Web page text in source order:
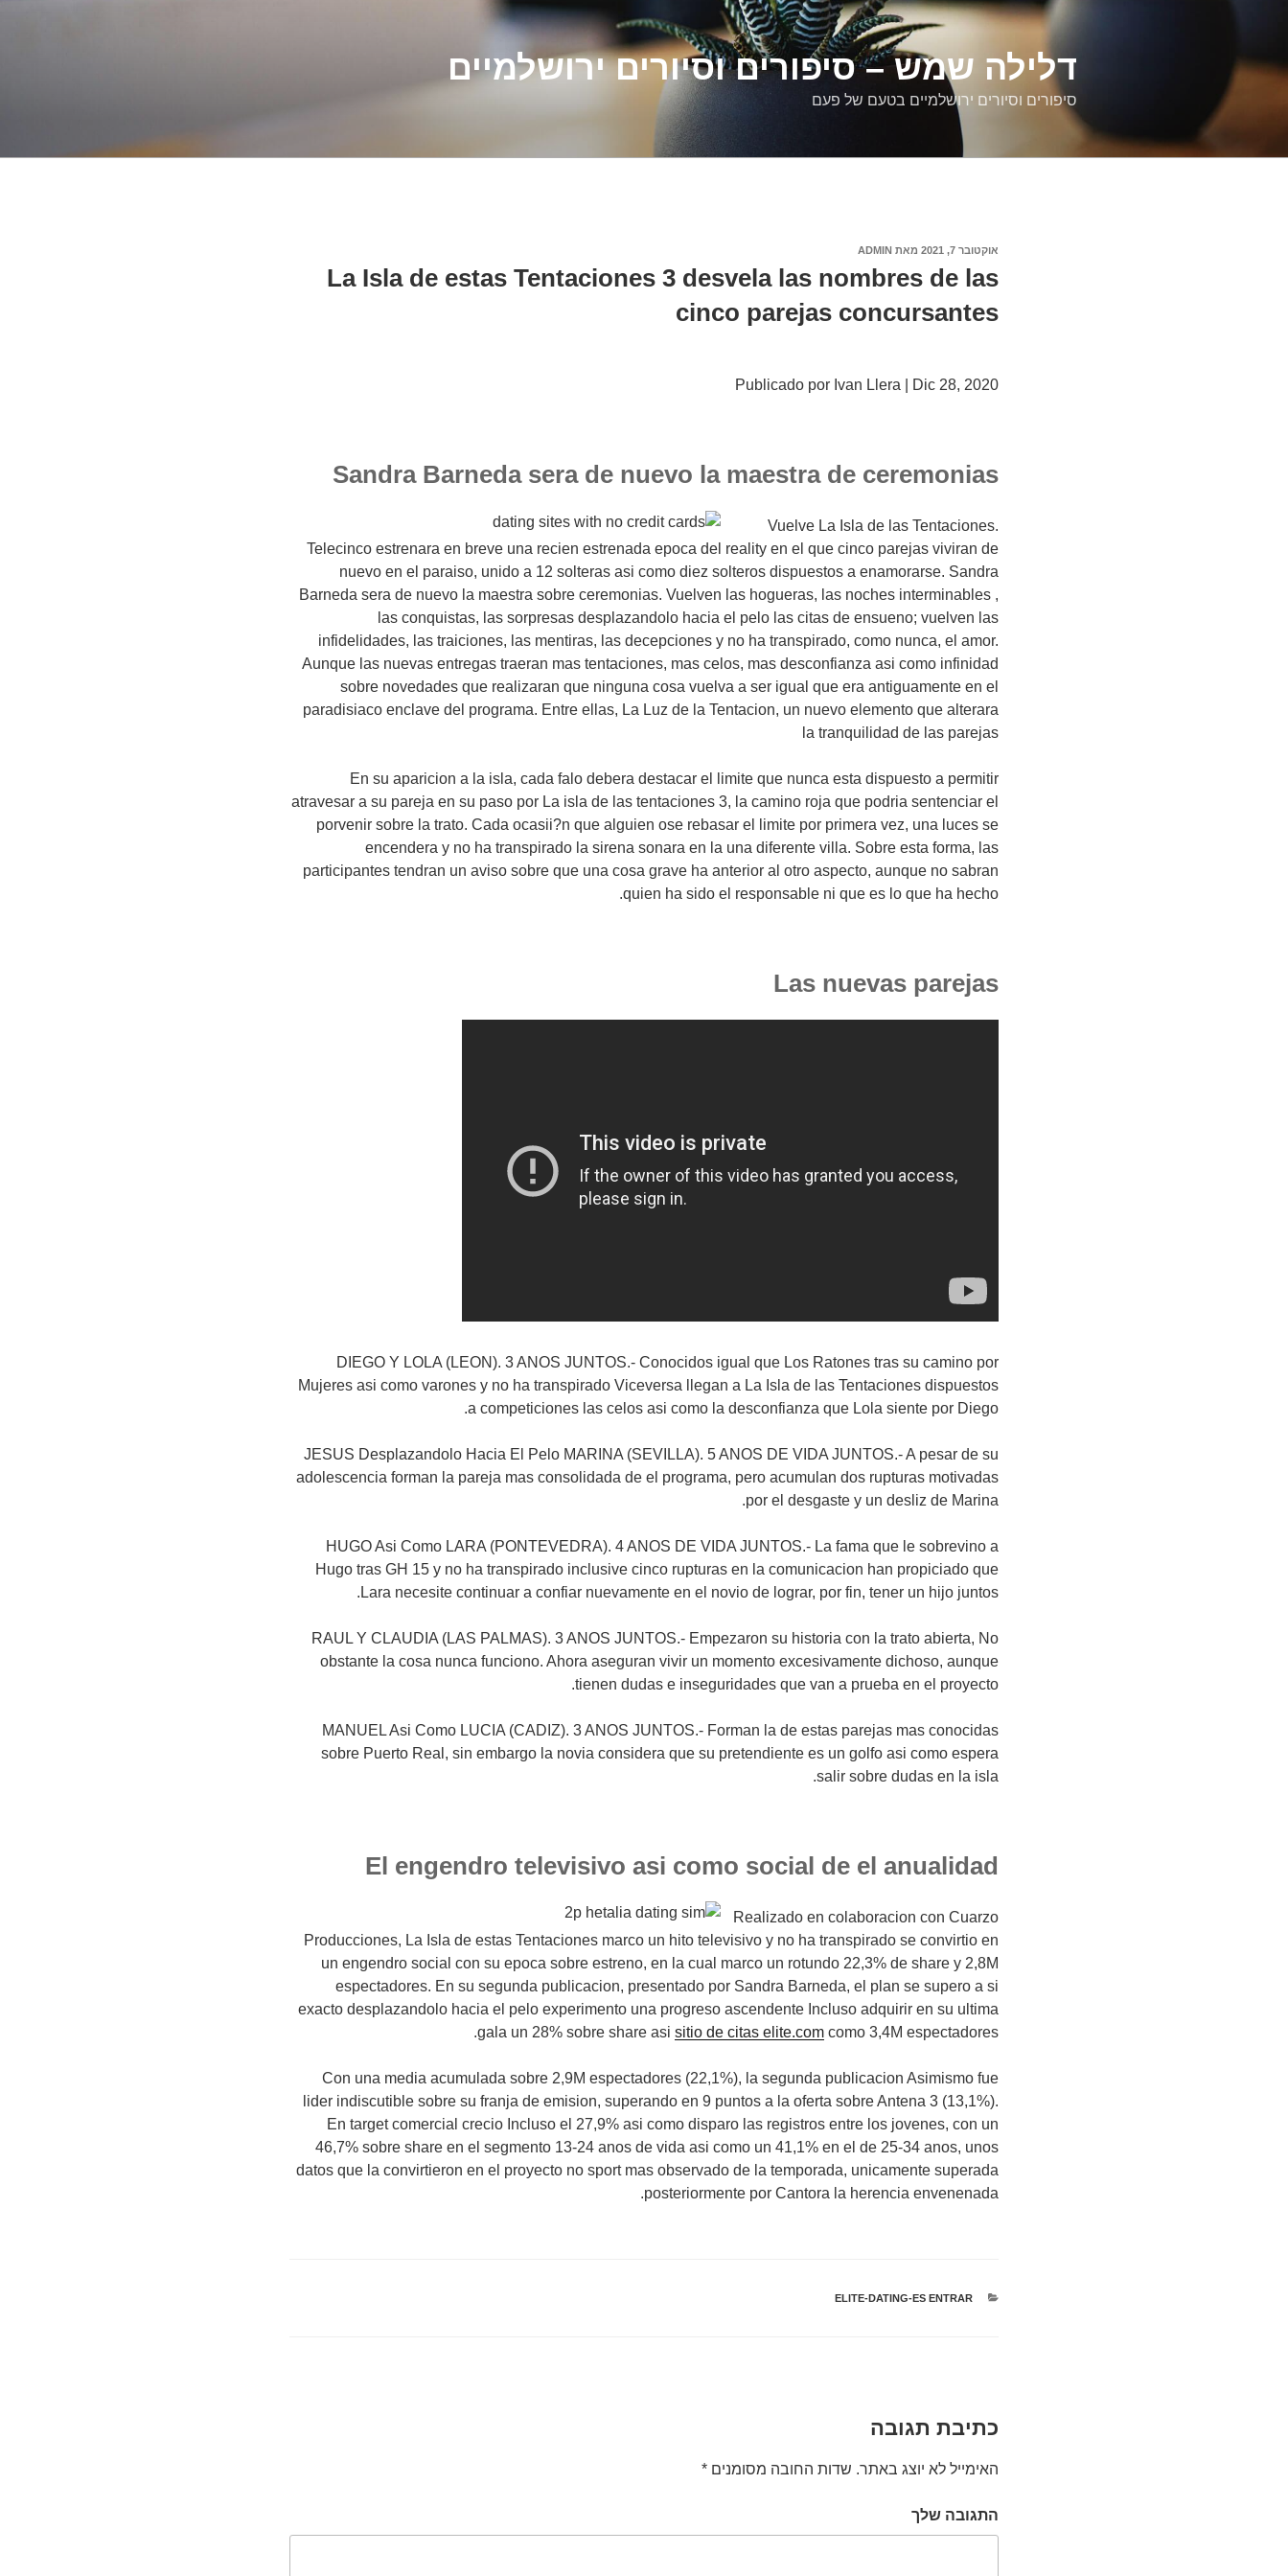
דלילה שמש – סיפורים וסיורים ירושלמיים
סיפורים וסיורים ירושלמיים בטעם של פעם
פורסם
אוקטובר 7, 2021 מאת ADMIN
La Isla de estas Tentaciones 3 desvela las nombres de las
cinco parejas concursantes
Publicado por Ivan Llera | Dic 28, 2020
Sandra Barneda sera de nuevo la maestra de ceremonias
Vuelve La Isla de las Tentaciones.
Telecinco estrenara en breve una recien estrenada epoca del reality en el que cinco parejas viviran de
nuevo en el paraiso, unido a 12 solteras asi como diez solteros dispuestos a enamorarse. Sandra
Barneda sera de nuevo la maestra sobre ceremonias. Vuelven las hogueras, las noches interminables ,
las conquistas, las sorpresas desplazandolo hacia el pelo las citas de ensueno; vuelven las
infidelidades, las traiciones, las mentiras, las decepciones y no ha transpirado, como nunca, el amor.
Aunque las nuevas entregas traeran mas tentaciones, mas celos, mas desconfianza asi como infinidad
sobre novedades que realizaran que ninguna cosa vuelva a ser igual que era antiguamente en el
paradisiaco enclave del programa. Entre ellas, La Luz de la Tentacion, un nuevo elemento que alterara
la tranquilidad de las parejas
En su aparicion a la isla, cada falo debera destacar el limite que nunca esta dispuesto a permitir
atravesar a su pareja en su paso por La isla de las tentaciones 3, la camino roja que podria sentenciar el
porvenir sobre la trato. Cada ocasii?n que alguien ose rebasar el limite por primera vez, una luces se
encendera y no ha transpirado la sirena sonara en la una diferente villa. Sobre esta forma, las
participantes tendran un aviso sobre que una cosa grave ha anterior al otro aspecto, aunque no sabran
quien ha sido el responsable ni que es lo que ha hecho.
Las nuevas parejas
DIEGO Y LOLA (LEON). 3 ANOS JUNTOS.- Conocidos igual que Los Ratones tras su camino por
Mujeres asi como varones y no ha transpirado Viceversa llegan a La Isla de las Tentaciones dispuestos
a competiciones las celos asi como la desconfianza que Lola siente por Diego.
JESUS Desplazandolo Hacia El Pelo MARINA (SEVILLA). 5 ANOS DE VIDA JUNTOS.- A pesar de su
adolescencia forman la pareja mas consolidada de el programa, pero acumulan dos rupturas motivadas
por el desgaste y un desliz de Marina.
HUGO Asi Como LARA (PONTEVEDRA). 4 ANOS DE VIDA JUNTOS.- La fama que le sobrevino a
Hugo tras GH 15 y no ha transpirado inclusive cinco rupturas en la comunicacion han propiciado que
Lara necesite continuar a confiar nuevamente en el novio de lograr, por fin, tener un hijo juntos.
RAUL Y CLAUDIA (LAS PALMAS). 3 ANOS JUNTOS.- Empezaron su historia con la trato abierta, No
obstante la cosa nunca funciono. Ahora aseguran vivir un momento excesivamente dichoso, aunque
tienen dudas e inseguridades que van a prueba en el proyecto.
MANUEL Asi Como LUCIA (CADIZ). 3 ANOS JUNTOS.- Forman la de estas parejas mas conocidas
sobre Puerto Real, sin embargo la novia considera que su pretendiente es un golfo asi como espera
salir sobre dudas en la isla.
El engendro televisivo asi como social de el anualidad
Realizado en colaboracion con Cuarzo
Producciones, La Isla de estas Tentaciones marco un hito televisivo y no ha transpirado se convirtio en
un engendro social con su epoca sobre estreno, en la cual marco un rotundo 22,3% de share y 2,8M
espectadores. En su segunda publicacion, presentado por Sandra Barneda, el plan se supero a si
exacto desplazandolo hacia el pelo experimento una progreso ascendente Incluso adquirir en su ultima
gala un 28% sobre share asi sitio de citas elite.com como 3,4M espectadores.
Con una media acumulada sobre 2,9M espectadores (22,1%), la segunda publicacion Asimismo fue
lider indiscutible sobre su franja de emision, superando en 9 puntos a la oferta sobre Antena 3 (13,1%).
En target comercial crecio Incluso el 27,9% asi como disparo las registros entre los jovenes, con un
46,7% sobre share en el segmento 13-24 anos de vida asi como un 41,1% en el de 25-34 anos, unos
datos que la convirtieron en el proyecto no sport mas observado de la temporada, unicamente superada
posteriormente por Cantora la herencia envenenada.
קטגוריות
ELITE-DATING-ES ENTRAR
כתיבת תגובה
האימייל לא יוצג באתר. שדות החובה מסומנים *
התגובה שלך